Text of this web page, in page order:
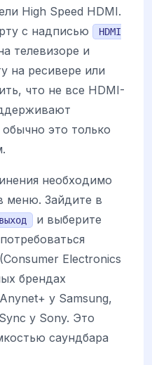
High Speed HDMI.
с надписью
HDMI
телевизоре и
на ресивере или
что не все HDMI-
это только
необходимо
меню. Зайдите в
и выберите
Electronics
брендах
у Samsung,
у Sony. Это
саундбара